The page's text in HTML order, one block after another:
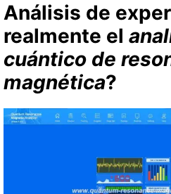
Análisis de
realmente el
cuántico de
magnética?